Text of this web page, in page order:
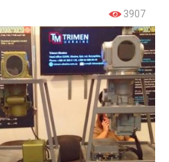
3907